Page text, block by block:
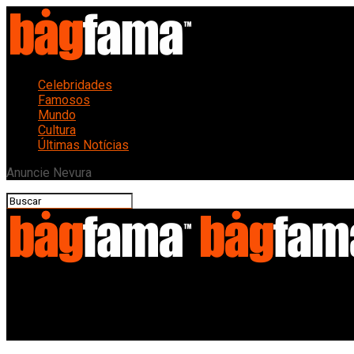
Celebridades
Famosos
Mundo
Cultura
Últimas Notícias
Anuncie Nevura